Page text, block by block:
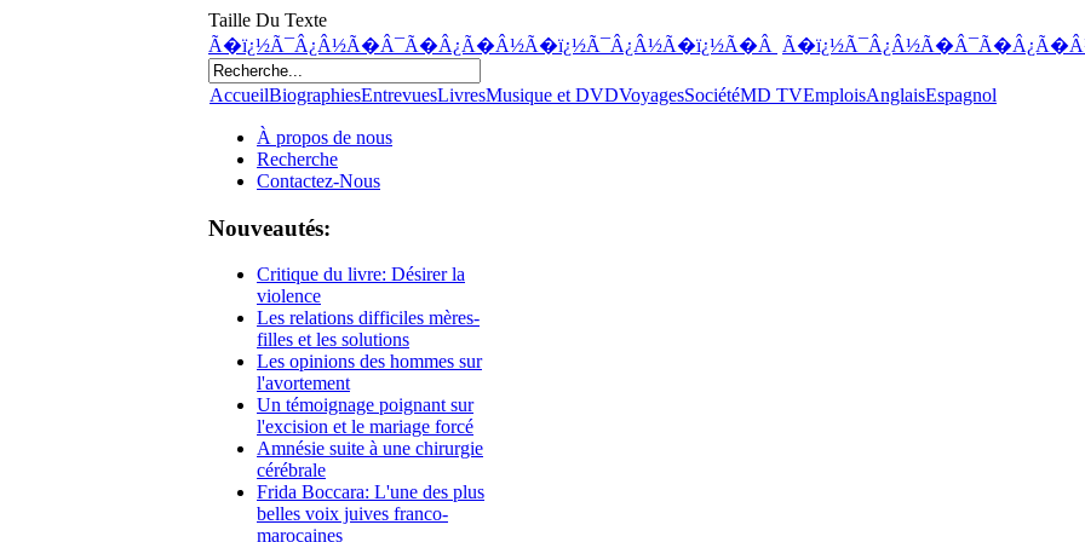
Taille Du Texte
Ã�ï¿½Ã¯Â¿Â½Ã�Â¯Ã�Â¿Ã�Â½Ã�ï¿½Ã¯Â¿Â½Ã�ï¿½Ã�Â
AccueilBiographiesEntrevuesLivresMusique et DVDVoyagesSociétéMD TVEmploisAnglaisEspagnol
À propos de nous
Recherche
Contactez-Nous
Nouveautés:
Critique du livre: Désirer la
violence
Les relations difficiles mères-
filles et les solutions
Les opinions des hommes sur
l'avortement
Un témoignage poignant sur
l'excision et le mariage forcé
Amnésie suite à une chirurgie
cérébrale
Frida Boccara: L'une des plus
belles voix juives franco-
marocaines